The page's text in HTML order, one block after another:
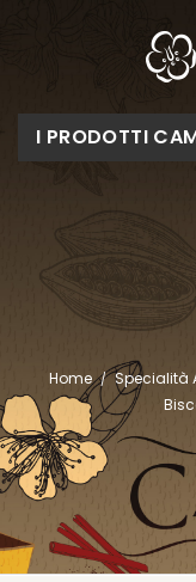
I PRODOTTI
Home Specialità